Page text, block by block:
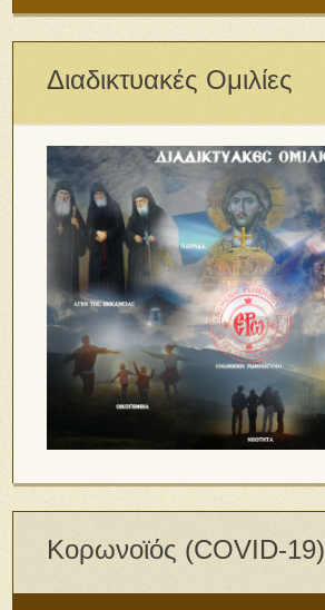
Διαδικτυακές Ομιλίες
Κορωνοϊός (COVID-19)